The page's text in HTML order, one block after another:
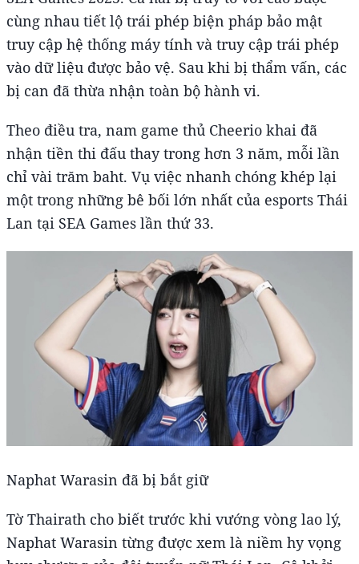
cùng nhau tiết lộ trái phép biện pháp bảo mật
truy cập hệ thống máy tính và truy cập trái phép
vào dữ liệu được bảo vệ. Sau khi bị thẩm vấn, các
bị can đã thừa nhận toàn bộ hành vi.
Theo điều tra, nam game thủ Cheerio khai đã
nhận tiền thi đấu thay trong hơn 3 năm, mỗi lần
chỉ vài trăm baht. Vụ việc nhanh chóng khép lại
một trong những bê bối lớn nhất của esports Thái
Lan tại SEA Games lần thứ 33.
Naphat Warasin đã bị bắt giữ
Tờ Thairath cho biết trước khi vướng vòng lao lý,
Naphat Warasin từng được xem là niềm hy vọng